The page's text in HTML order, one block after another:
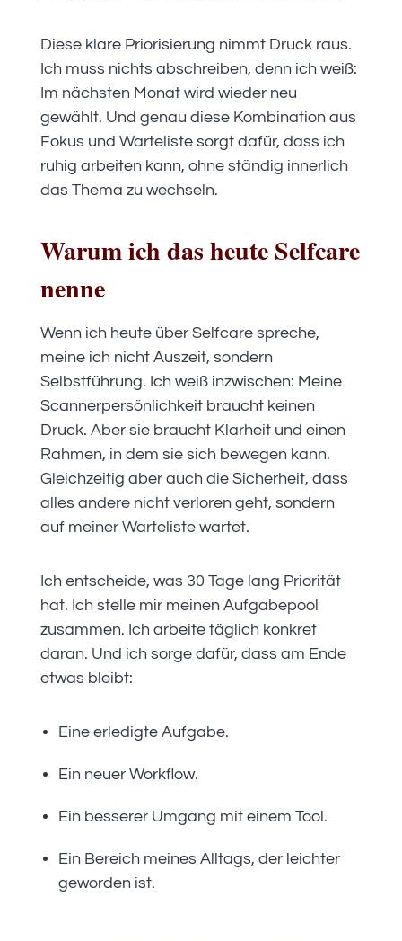
Diese klare Priorisierung nimmt Druck raus.
Ich muss nichts abschreiben, denn ich weiß:
Im nächsten Monat wird wieder neu
gewählt. Und genau diese Kombination aus
Fokus und Warteliste sorgt dafür, dass ich
ruhig arbeiten kann, ohne ständig innerlich
das Thema zu wechseln.
Warum ich das heute Selfcare
nenne
Wenn ich heute über Selfcare spreche,
meine ich nicht Auszeit, sondern
Selbstführung. Ich weiß inzwischen: Meine
Scannerpersönlichkeit braucht keinen
Druck. Aber sie braucht Klarheit und einen
Rahmen, in dem sie sich bewegen kann.
Gleichzeitig aber auch die Sicherheit, dass
alles andere nicht verloren geht, sondern
auf meiner Warteliste wartet.
Ich entscheide, was 30 Tage lang Priorität
hat. Ich stelle mir meinen Aufgabepool
zusammen. Ich arbeite täglich konkret
daran. Und ich sorge dafür, dass am Ende
etwas bleibt:
Eine erledigte Aufgabe.
Ein neuer Workflow.
Ein besserer Umgang mit einem Tool.
Ein Bereich meines Alltags, der leichter
geworden ist.